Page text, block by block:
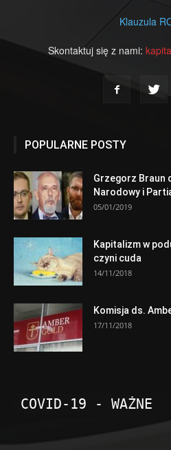
Klauzula
Skontaktuj się z nami:
POPULARNE POSTY
Grzegorz Braun
Narodowy i
05/01/2019
Kapitalizm w
czyni cuda
14/11/2018
Komisja ds.
17/11/2018
COVID-19 - WAŻNE